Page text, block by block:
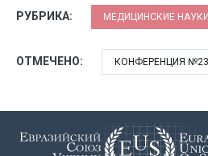
РУБРИКА: МЕДИЦИНСКИЕ НАУКИ
ОТМЕЧЕНО: КОНФЕРЕНЦИЯ №23